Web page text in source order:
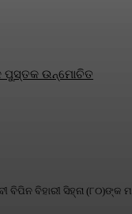
ପୁସ୍ତକ ଉନ୍ମୋଚିତ
ବିହାରୀ ସିହ୍ନା (୮୦)ଙ୍କ